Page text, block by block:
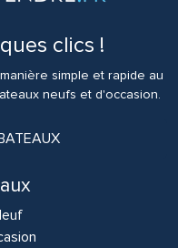
clics !
simple et rapide au
neufs et d'occasion.